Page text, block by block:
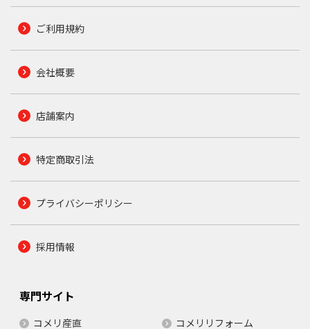
ご利用規約
会社概要
店舗案内
特定商取引法
プライバシーポリシー
採用情報
専門サイト
コメリ産直
コメリリフォーム